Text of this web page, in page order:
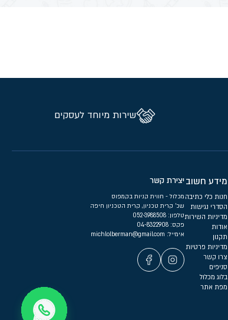
שירות מיוחד לעסקים
מידע חשוב
חנות כלי כתיבה
הסדרי נגישות
מדיניות השירות
אודות
תקנון
מדיניות פרטיות
צרו קשר
סניפים
בלוג מכלול
מפת אתר
יצירת קשר
מכלול - חווית קניות בקמפוס
שכ’ קרית טכניון, קרית הטכניון חיפה
טלפון:
פקס: 04-8322908
אימייל: